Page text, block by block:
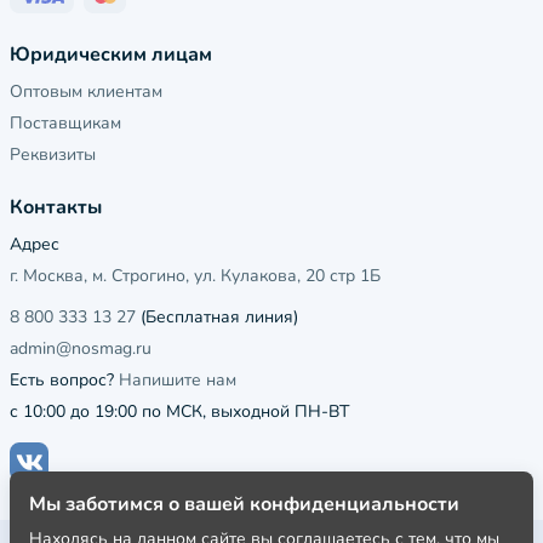
Юридическим лицам
Оптовым клиентам
Поставщикам
Реквизиты
Контакты
Адрес
г. Москва, м. Строгино, ул. Кулакова, 20 стр 1Б
8 800 333 13 27 (Бесплатная линия)
admin@nosmag.ru
Есть вопрос? Напишите нам
с 10:00 до 19:00 по МСК, выходной ПН-ВТ
Мы заботимся о вашей конфиденциальности